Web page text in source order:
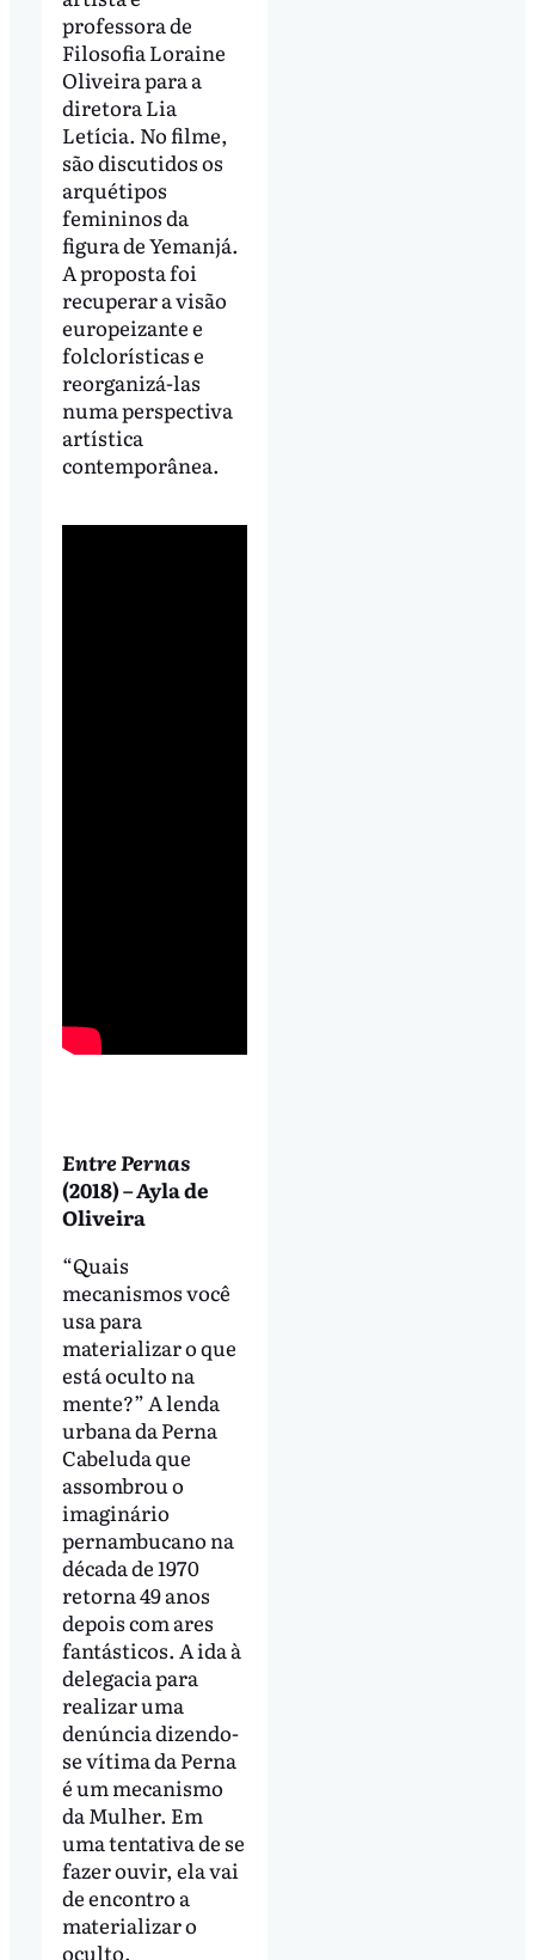
professora de
Filosofia Loraine
Oliveira para a
diretora Lia
Letícia. No filme,
são discutidos os
arquétipos
femininos da
figura de Yemanjá.
A proposta foi
recuperar a visão
europeizante e
folclorísticas e
reorganizá-las
numa perspectiva
artística
contemporânea.
Entre Pernas
(2018) – Ayla de
Oliveira
“Quais
mecanismos você
usa para
materializar o que
está oculto na
mente?” A lenda
urbana da Perna
Cabeluda que
assombrou o
imaginário
pernambucano na
década de 1970
retorna 49 anos
depois com ares
fantásticos. A ida à
delegacia para
realizar uma
denúncia dizendo-
se vítima da Perna
é um mecanismo
da Mulher. Em
uma tentativa de se
fazer ouvir, ela vai
de encontro a
materializar o
oculto.